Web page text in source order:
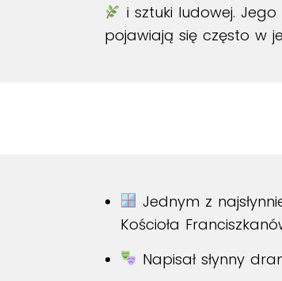
i sztuki ludowej.
pojawiają się często w
Jednym z
Kościoła
Napisał słynny